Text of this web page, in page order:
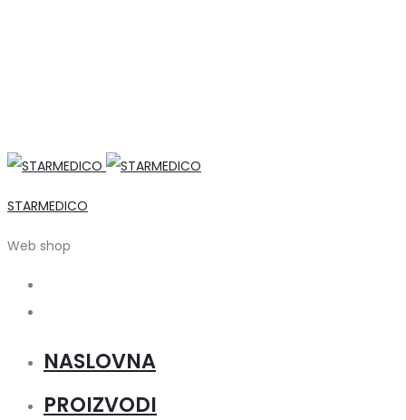
STARMEDICO
Web shop
NASLOVNA
PROIZVODI